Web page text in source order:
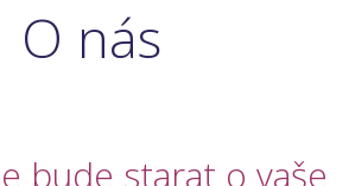
O nás
bude starat o vaše